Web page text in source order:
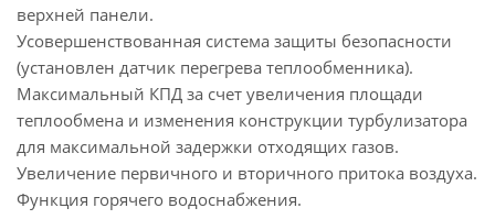
верхней панели.
Усовершенствованная система защиты безопасности
(установлен датчик перегрева теплообменника).
Максимальный КПД за счет увеличения площади
теплообмена и изменения конструкции турбулизатора
для максимальной задержки отходящих газов.
Увеличение первичного и вторичного притока воздуха.
Функция горячего водоснабжения.